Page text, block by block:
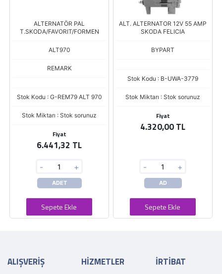
ALTERNATÖR PAL
T.SKODA/FAVORIT/FORMEN
ALT970
REMARK
Stok Kodu : G-REM79 ALT 970
Stok Miktarı : Stok sorunuz
Fiyat
6.441,32 TL
- +
ADET
Sepete Ekle
ALT. ALTERNATOR 12V 55 AMP
SKODA FELICIA
BYPART
Stok Kodu : B-UWA-3779
Stok Miktarı : Stok sorunuz
Fiyat
4.320,00 TL
- +
AD
Sepete Ekle
ALIŞVERİŞ HİZMETLER İRTİBAT